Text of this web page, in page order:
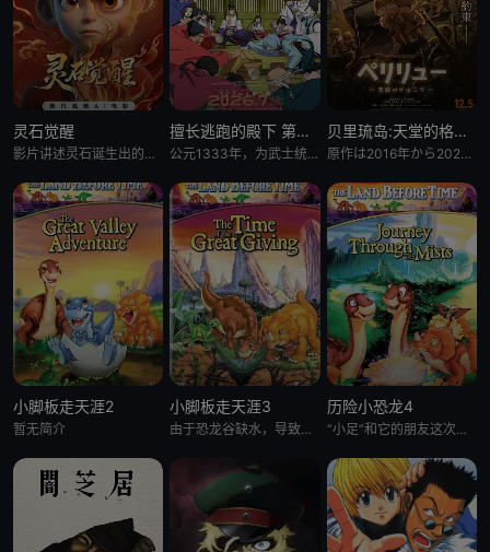
灵石觉醒
影片讲述灵石诞生出的石灵儿，被石矶娘娘收养。哪吒误伤石矶徒弟，太乙真人偏袒哪吒，锁住石矶。石灵儿为救母学艺，却
擅长逃跑的殿下 第二季
公元1333年，为武士统治日本奠定基石的镰仓幕府，因其所信任的幕臣——足利尊氏的谋反而宣告灭亡。 &nbsp; &nbsp; &nbsp; &nbsp; &nbsp; &nbsp; &nbsp; &n
贝里琉岛:天堂的格尔尼卡:
原作は2016年から2021年までヤングアニマル（白泉社）にて连载され、2017年度の日本漫画家协会赏の优
小脚板走天涯2
暂无简介
小脚板走天涯3
由于恐龙谷缺水，导致大恐龙们反目成仇，“小足”和它四位朋友为此展开寻水之旅。一路上，小恐龙们历经暴龙的攻击
历险小恐龙4
“小足”和它的朋友这次又有新的冒险了。在“小足”所居住的大峡谷外，有一块曾是干燥地，现今却变成沼泽的“神秘